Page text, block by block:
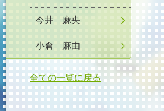
今井 麻央
小倉 麻由
全ての一覧に戻る